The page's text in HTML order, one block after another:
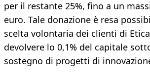
per il restante 25%, fino a un
euro. Tale donazione è resa
scelta volontaria dei clienti di
devolvere lo 0,1% del capitale
sostegno di progetti di